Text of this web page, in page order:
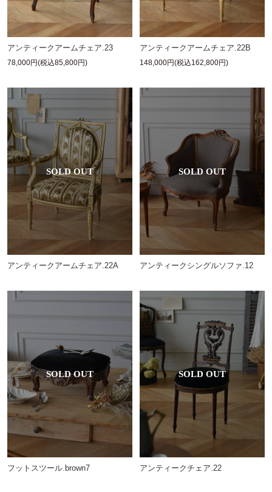
アンティークアームチェア.23
78,000円(税込85,800円)
アンティークアームチェア.22B
148,000円(税込162,800円)
アンティークアームチェア.22A アンティークシングルソファ.12
フットスツール.brown7 アンティークチェア.22